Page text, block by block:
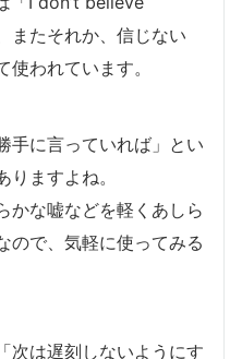
またそれか、信じない
われています。
手に言っていれば」とい
ますよね。
かな嘘などを軽くあしら
ので、気軽に使ってみる
次は遅刻しないようにす